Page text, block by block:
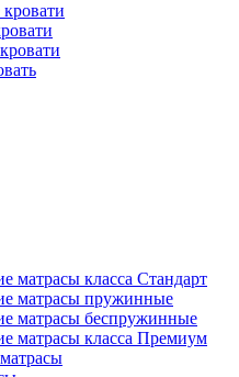
матрасы класса Стандарт
матрасы пружинные
матрасы беспружинные
матрасы класса Премиум